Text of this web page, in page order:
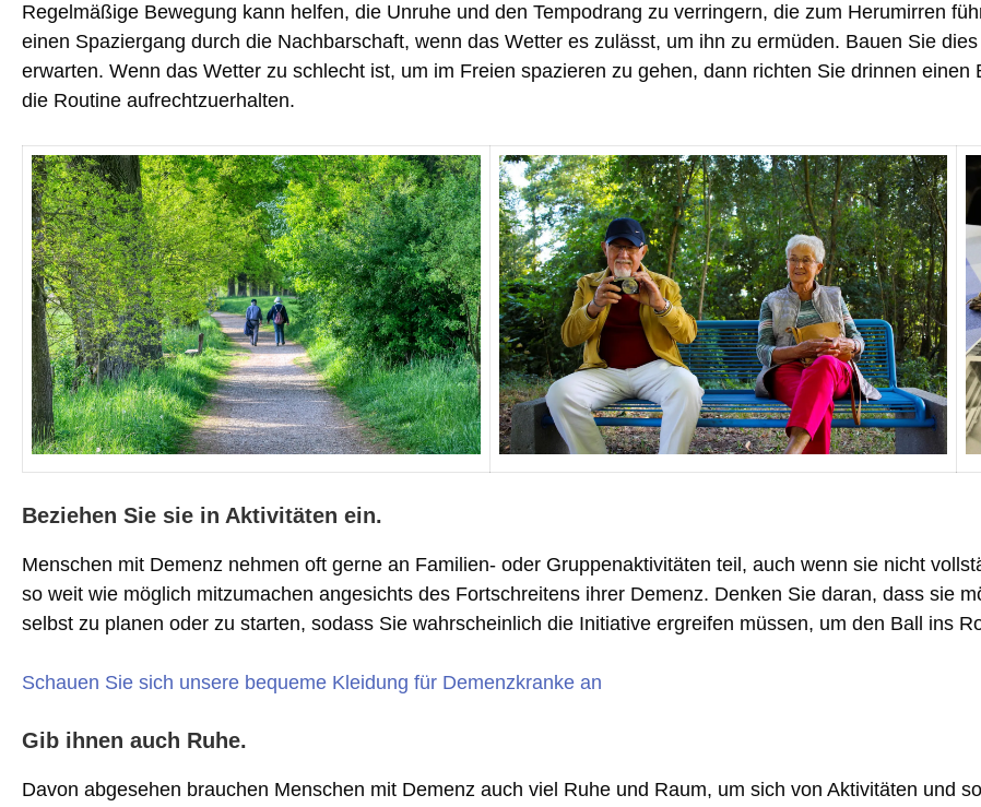
Regelmäßige Bewegung kann helfen, die Unruhe und den Tempodrang zu verringern, die zum Herumirren
einen Spaziergang durch die Nachbarschaft, wenn das Wetter es zulässt, um ihn zu ermüden. Bauen Sie
erwarten. Wenn das Wetter zu schlecht ist, um im Freien spazieren zu gehen, dann richten Sie drinnen
die Routine aufrechtzuerhalten.
Beziehen Sie sie in Aktivitäten ein.
Menschen mit Demenz nehmen oft gerne an Familien- oder Gruppenaktivitäten teil, auch wenn sie nicht
so weit wie möglich mitzumachen angesichts des Fortschreitens ihrer Demenz. Denken Sie daran, dass sie
selbst zu planen oder zu starten, sodass Sie wahrscheinlich die Initiative ergreifen müssen, um den Ball ins
Schauen Sie sich unsere bequeme Kleidung für Demenzkranke an
Gib ihnen auch Ruhe.
Davon abgesehen brauchen Menschen mit Demenz auch viel Ruhe und Raum, um sich von Aktivitäten und